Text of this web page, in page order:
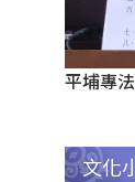
平埔專
文化